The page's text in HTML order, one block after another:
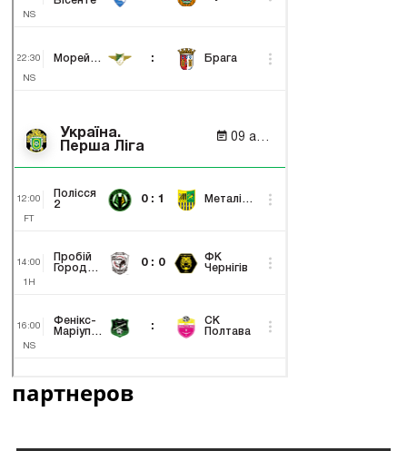
партнеров